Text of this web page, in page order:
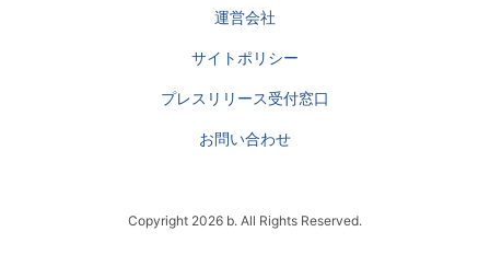
運営会社
サイトポリシー
プレスリリース受付窓口
お問い合わせ
Copyright 2026 b. All Rights Reserved.